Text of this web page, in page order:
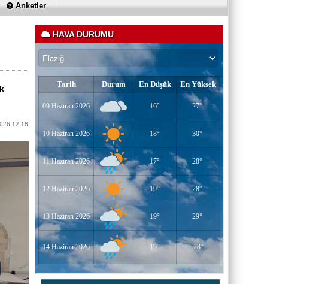
Anketler
12:18
HAVA DURUMU
Tarih Durum En Düşük En Yüksek
09 Haziran 2026 16° 27°
10 Haziran 2026 18° 30°
11 Haziran 2026 17° 28°
12 Haziran 2026 19° 28°
13 Haziran 2026 19° 29°
14 Haziran 2026 19° 28°
YAZAR-ŞAİR MİRAÇ DOĞAN
Mavi Işık İnsanları
EĞİTİMCİ-YAZAR TUNER
YERLİKAYA
ENGELLİ İNSANLARIN ENGELLİ
YERİNE FAZLA BAKMAK
EĞİTİMCİ - YAZAR : MİDRAN YOKUŞ
DİKİLİ TAŞLAR - 8
EĞİTİMCİ - YAZAR : PROF.DR.
RAMAZAN DEMİR